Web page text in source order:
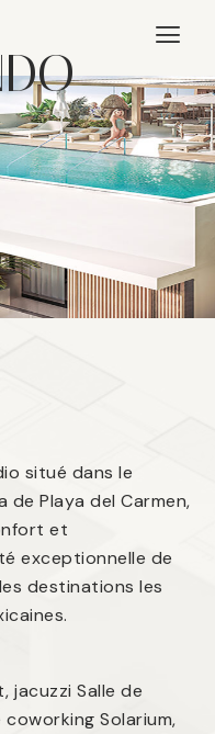
situé dans le
Playa del Carmen,
et
exceptionnelle de
destinations les
jacuzzi Salle de
Solarium,